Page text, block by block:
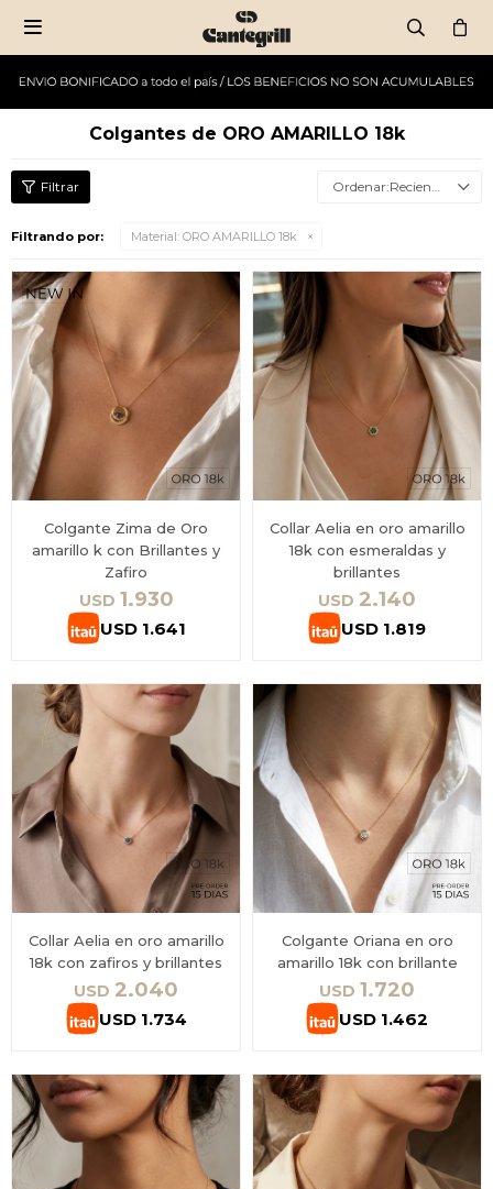

Colgantes de ORO AMARILLO 18k
Recientes
Filtrando por: Material: ORO AMARILLO 18k
Colgante Zima de Oro
amarillo k con Brillantes y
Zafiro
USD 1.930
USD 1.641
Collar Aelia en oro amarillo
18k con esmeraldas y
brillantes
USD 2.140
USD 1.819
Collar Aelia en oro amarillo
18k con zafiros y brillantes
USD 2.040
USD 1.734
Colgante Oriana en oro
amarillo 18k con brillante
USD 1.720
USD 1.462